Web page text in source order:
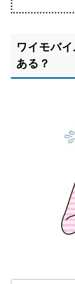
イル
でも
繋が
らな
ワイモバ
ある？